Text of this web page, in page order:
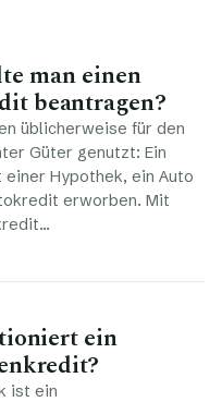
man einen
beantragen?
üblicherweise für den
Güter genutzt: Ein
einer Hypothek, ein Auto
erworben. Mit
ein
ist ein